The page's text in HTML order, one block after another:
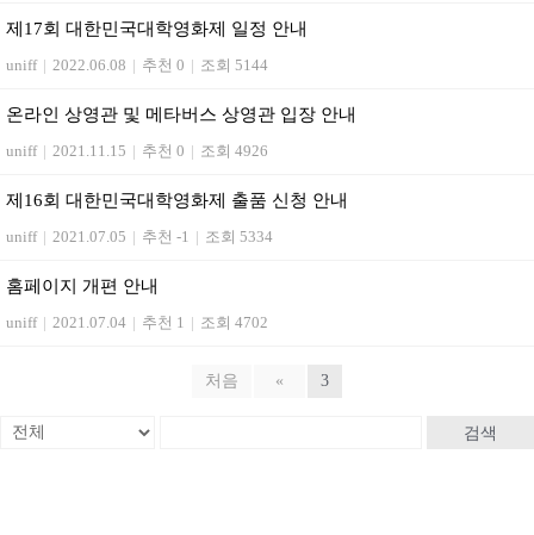
제17회 대한민국대학영화제 일정 안내
uniff | 2022.06.08 | 추천 0 | 조회 5144
온라인 상영관 및 메타버스 상영관 입장 안내
uniff | 2021.11.15 | 추천 0 | 조회 4926
제16회 대한민국대학영화제 출품 신청 안내
uniff | 2021.07.05 | 추천 -1 | 조회 5334
홈페이지 개편 안내
uniff | 2021.07.04 | 추천 1 | 조회 4702
처음 « 3
검색